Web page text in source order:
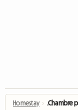
Homestay › .Chambre